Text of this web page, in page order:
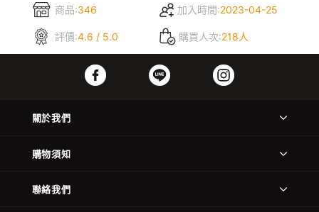
商品:346 加入時間:2023-04-25
評價:4.6 / 5.0 購買人次:218人
關於我們
購物須知
聯絡我們